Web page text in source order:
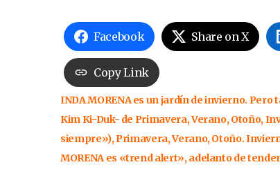
Facebook Share on X
Copy Link
INDA MORENA es un jardín de invierno.
Kim Ki-Duk- de Primavera, Verano, Otoño,
siempre»), Primavera, Verano, Otoño.
MORENA es «trend alert», adelanto de